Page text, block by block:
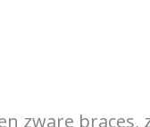
zware braces,